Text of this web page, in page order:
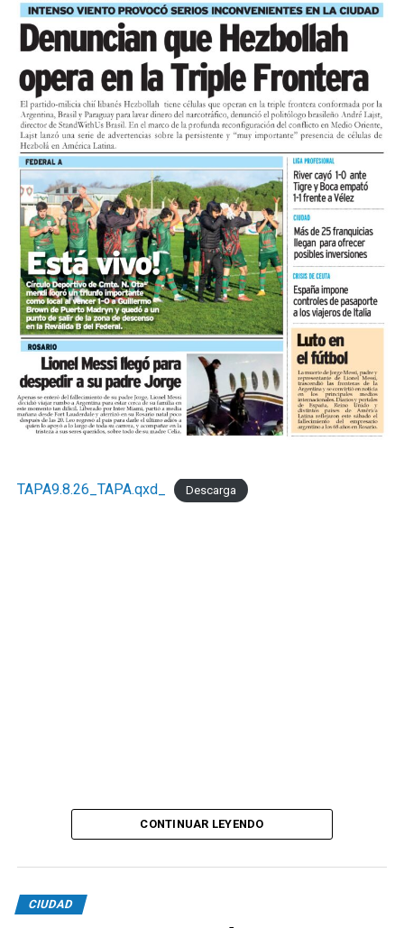
TAPA9.8.26_TAPA.qxd_ Descarga
CONTINUAR LEYENDO
CIUDAD